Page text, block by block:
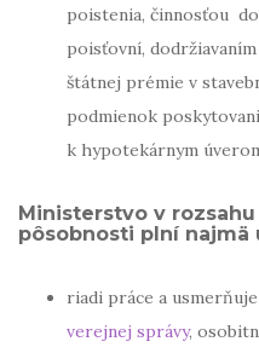
poistenia, činnosťou
poisťovní,
štátnej prémie v
podmienok
k hypotekárnym
Ministerstvo v
pôsobnosti plní najmä
riadi práce a
verejnej správy,